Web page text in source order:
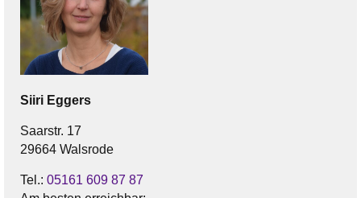
Siiri Eggers
Saarstr. 17
29664 Walsrode
Tel.: 05161 609 87 87